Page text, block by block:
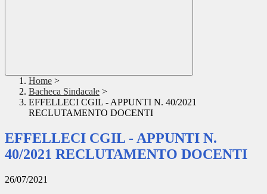
Home >
Bacheca Sindacale >
EFFELLECI CGIL - APPUNTI N. 40/2021
RECLUTAMENTO DOCENTI
EFFELLECI CGIL - APPUNTI N.
40/2021 RECLUTAMENTO DOCENTI
26/07/2021